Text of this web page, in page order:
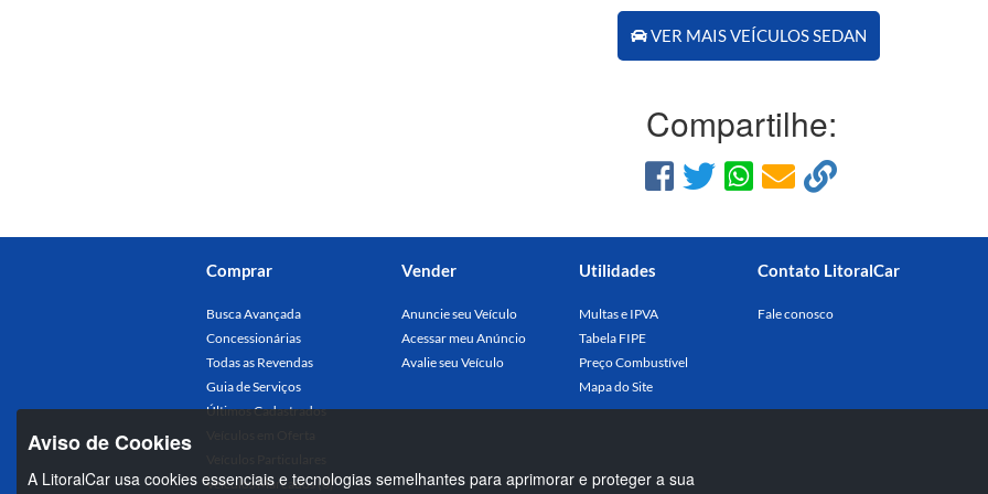
VER MAIS VEÍCULOS SEDAN
Compartilhe:
Comprar
Busca Avançada
Concessionárias
Todas as Revendas
Guia de Serviços
Últimos Cadastrados
Veículos Marcados (0)
Vender
Anuncie seu Veículo
Acessar meu Anúncio
Avalie seu Veículo
Utilidades
Multas e IPVA
Tabela FIPE
Preço Combustível
Mapa do Site
Contato LitoralCar
Fale conosco
Aviso de Cookies
A LitoralCar usa cookies essenciais e tecnologias semelhantes para aprimorar e proteger a sua